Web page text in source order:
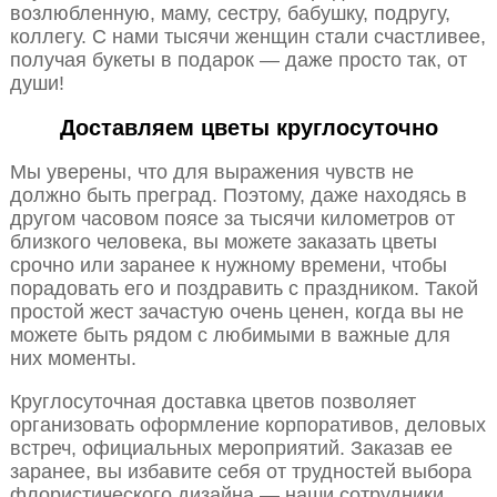
возлюбленную, маму, сестру, бабушку, подругу,
коллегу. С нами тысячи женщин стали счастливее,
получая букеты в подарок — даже просто так, от
души!
Доставляем цветы круглосуточно
Мы уверены, что для выражения чувств не
должно быть преград. Поэтому, даже находясь в
другом часовом поясе за тысячи километров от
близкого человека, вы можете заказать цветы
срочно или заранее к нужному времени, чтобы
порадовать его и поздравить с праздником. Такой
простой жест зачастую очень ценен, когда вы не
можете быть рядом с любимыми в важные для
них моменты.
Круглосуточная доставка цветов позволяет
организовать оформление корпоративов, деловых
встреч, официальных мероприятий. Заказав ее
заранее, вы избавите себя от трудностей выбора